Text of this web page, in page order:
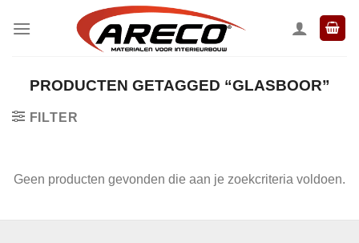
naar
PRODUCTEN GETAGGED “GLASBOOR”
FILTER
Geen producten gevonden die aan je zoekcriteria voldoen.